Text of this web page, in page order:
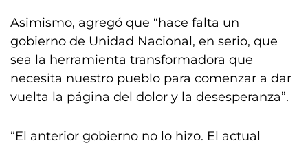
Asimismo, agregó que “hace falta un
gobierno de Unidad Nacional, en serio, que
sea la herramienta transformadora que
necesita nuestro pueblo para comenzar a dar
vuelta la página del dolor y la desesperanza”.
“El anterior gobierno no lo hizo. El actual